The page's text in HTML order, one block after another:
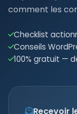
comment les
Checklist
Conseils
100% gratuit —
Recevoir